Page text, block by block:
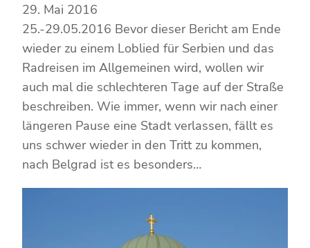
29. Mai 2016
25.-29.05.2016 Bevor dieser Bericht am Ende
wieder zu einem Loblied für Serbien und das
Radreisen im Allgemeinen wird, wollen wir
auch mal die schlechteren Tage auf der Straße
beschreiben. Wie immer, wenn wir nach einer
längeren Pause eine Stadt verlassen, fällt es
uns schwer wieder in den Tritt zu kommen,
nach Belgrad ist es besonders…